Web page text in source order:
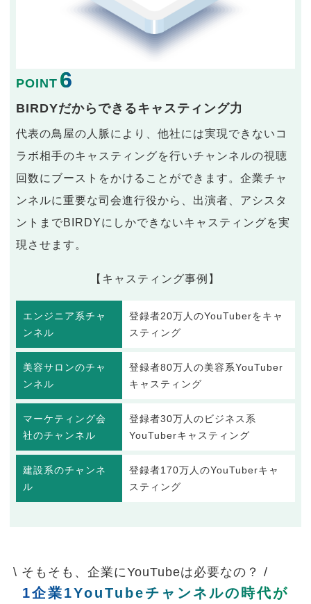
POINT 6
BIRDYだからできるキャスティング力
代表の鳥屋の人脈により、他社には実現できないコ
ラボ相手のキャスティングを行いチャンネルの視聴
回数にブーストをかけることができます。企業チャ
ンネルに重要な司会進行役から、出演者、アシスタ
ントまでBIRDYにしかできないキャスティングを実
現させます。
【キャスティング事例】
エンジニア系チャ
ンネル
登録者20万人のYouTuberをキャ
スティング
美容サロンのチャ
ンネル
登録者80万人の美容系YouTuber
キャスティング
マーケティング会
社のチャンネル
登録者30万人のビジネス系
YouTuberキャスティング
建設系のチャンネ
ル
登録者170万人のYouTuberキャ
スティング
\ そもそも、企業にYouTubeは必要なの？ /
1企業1YouTubeチャンネルの時代が